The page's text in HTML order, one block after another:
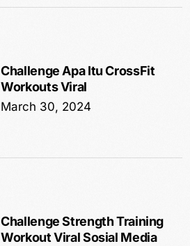
Challenge Apa Itu CrossFit
Workouts Viral
March 30, 2024
Challenge Strength Training
Workout Viral Sosial Media